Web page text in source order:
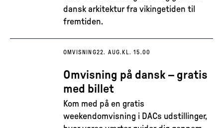
dansk arkitektur fra vikingetiden til
fremtiden.
OMVISNING22. AUG. KL. 15.00
Omvisning på dansk – gratis
med billet
Kom med på en gratis
weekendomvisning i DACs udstillinger,